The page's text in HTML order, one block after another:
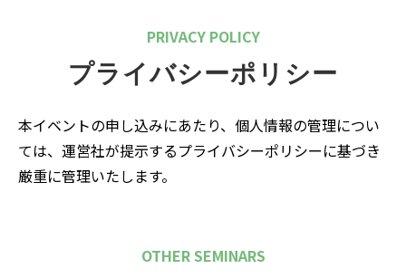
PRIVACY POLICY
プライバシーポリシー
本イベントの申し込みにあたり、個人情報の管理につい
ては、運営社が提示するプライバシーポリシーに基づき
厳重に管理いたします。
OTHER SEMINARS